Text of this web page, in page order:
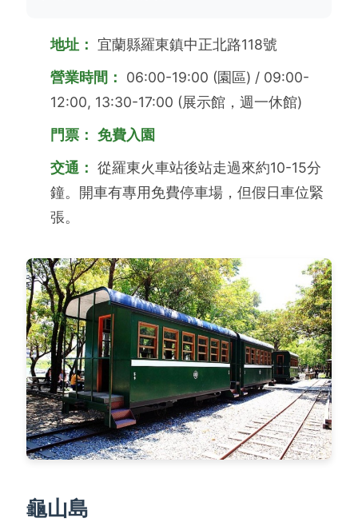
地址：
宜蘭縣羅東鎮中正北路118號
營業時間：
06:00-19:00 (園區) / 09:00-
12:00, 13:30-17:00 (展示館，週一休館)
門票： 免費入園
交通： 從羅東火車站後站走過來約10-15分
鐘。開車有專用免費停車場，但假日車位緊
張。
龜山島